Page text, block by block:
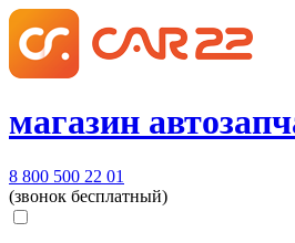
магазин
8 800 500 22 01
(звонок бесплатный)